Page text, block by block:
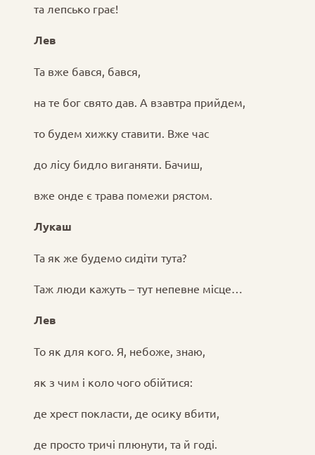
та лепсько грає!
Лев
Та вже бався, бався,
на те бог свято дав. А взавтра прийдем,
то будем хижку ставити. Вже час
до лісу бидло виганяти. Бачиш,
вже онде є трава помежи рястом.
Лукаш
Та як же будемо сидіти тута?
Таж люди кажуть – тут непевне місце…
Лев
То як для кого. Я, небоже, знаю,
як з чим і коло чого обійтися:
де хрест покласти, де осику вбити,
де просто тричі плюнути, та й годі.